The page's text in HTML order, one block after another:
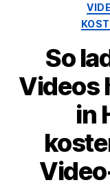
So
Videos
in